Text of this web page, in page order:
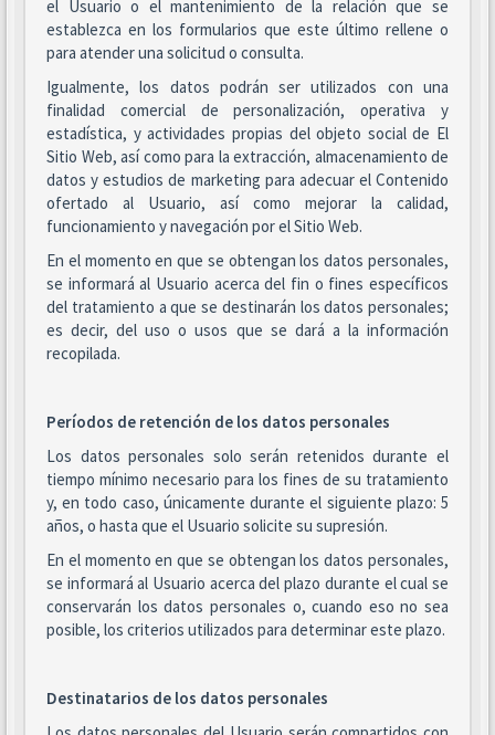
el Usuario o el mantenimiento de la relación que se
establezca en los formularios que este último rellene o
para atender una solicitud o consulta.
Igualmente, los datos podrán ser utilizados con una
finalidad comercial de personalización, operativa y
estadística, y actividades propias del objeto social de El
Sitio Web, así como para la extracción, almacenamiento de
datos y estudios de marketing para adecuar el Contenido
ofertado al Usuario, así como mejorar la calidad,
funcionamiento y navegación por el Sitio Web.
En el momento en que se obtengan los datos personales,
se informará al Usuario acerca del fin o fines específicos
del tratamiento a que se destinarán los datos personales;
es decir, del uso o usos que se dará a la información
recopilada.
Períodos de retención de los datos personales
Los datos personales solo serán retenidos durante el
tiempo mínimo necesario para los fines de su tratamiento
y, en todo caso, únicamente durante el siguiente plazo: 5
años, o hasta que el Usuario solicite su supresión.
En el momento en que se obtengan los datos personales,
se informará al Usuario acerca del plazo durante el cual se
conservarán los datos personales o, cuando eso no sea
posible, los criterios utilizados para determinar este plazo.
Destinatarios de los datos personales